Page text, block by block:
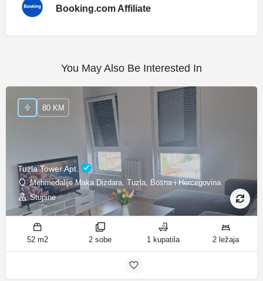
Booking.com Affiliate
You May Also Be Interested In
Tuzla Tower Apt.
Mehmedalije Maka Dizdara, Tuzla, Bosna i Hercegovina
Stupine
80 KM
52 m2 2 sobe 1 kupatila 2 ležaja